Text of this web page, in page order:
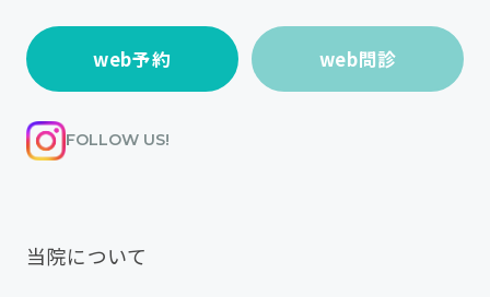
web予約 web問診
FOLLOW US!
当院について